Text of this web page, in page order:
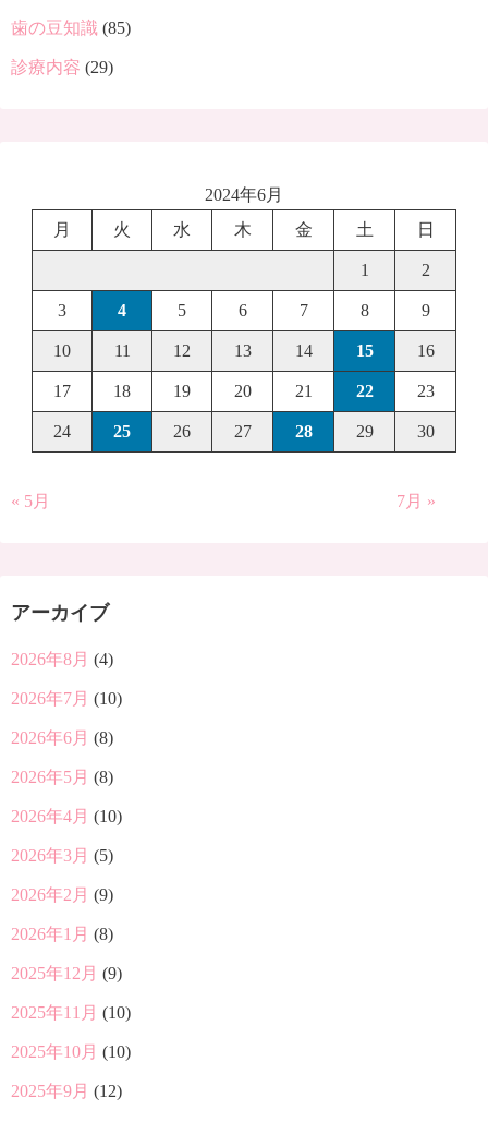
歯の豆知識 (85)
診療内容 (29)
2024年6月
月
火 水 木 金 土 日
1 2
3 4 5 6 7 8 9
10 11 12 13 14 15 16
17 18 19 20 21 22 23
24 25 26 27 28 29 30
« 5月 7月 »
アーカイブ
2026年8月 (4)
2026年7月 (10)
2026年6月 (8)
2026年5月 (8)
2026年4月 (10)
2026年3月 (5)
2026年2月 (9)
2026年1月 (8)
2025年12月 (9)
2025年11月 (10)
2025年10月 (10)
2025年9月 (12)